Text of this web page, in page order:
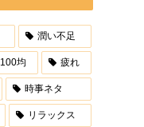
潤い不足
100均 疲れ
時事ネタ
リラックス